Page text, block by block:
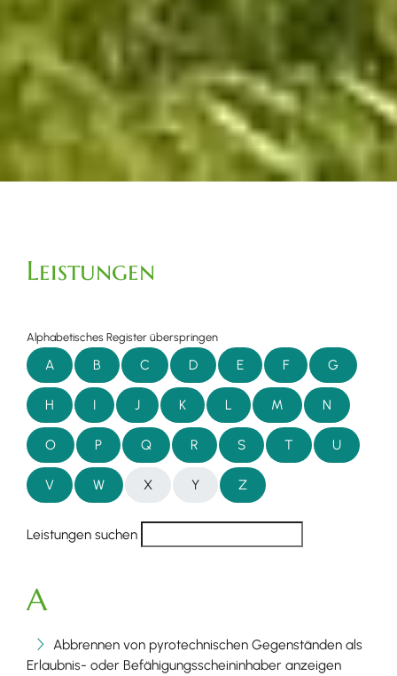
Leistungen
Alphabetisches Register überspringen
A B C D E F G
H I J K L M N
O P Q R S T U
V W X Y Z
Leistungen suchen
A
Abbrennen von pyrotechnischen Gegenständen als
Erlaubnis- oder Befähigungsscheininhaber anzeigen